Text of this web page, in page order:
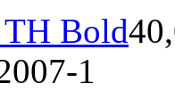
Bold
1